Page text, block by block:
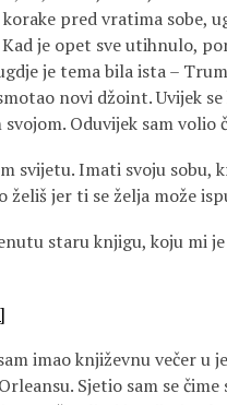
pred vratima sobe,
je opet sve utihnulo,
je tema bila ista –
novi džoint. Uvijek
Oduvijek sam volio
svijetu. Imati svoju
želiš jer ti se želja može
staru knjigu, koju mi
imao književnu večer
Sjetio sam se